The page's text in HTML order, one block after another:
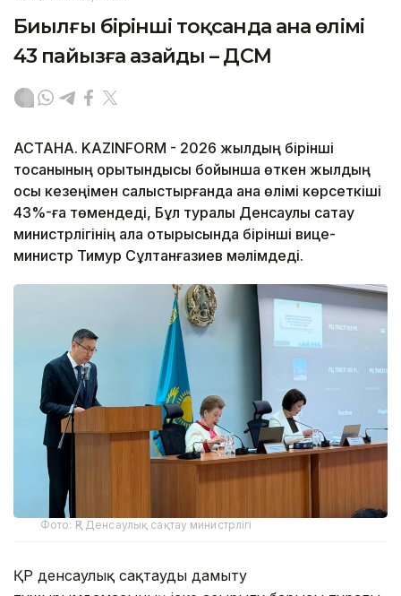
Биылғы бірінші тоқсанда ана өлімі
43 пайызға азайды – ДСМ
АСТАНА. KAZINFORM - 2026 жылдың бірінші
тоқсанының қорытындысы бойынша өткен жылдың
осы кезеңімен салыстырғанда ана өлімі көрсеткіші
43%-ға төмендеді, Бұл туралы Денсаулық сақтау
министрлігінің алқа отырысында бірінші вице-
министр Тимур Сұлтанғазиев мәлімдеді.
Фото: ҚР Денсаулық сақтау министрлігі
ҚР денсаулық сақтауды дамыту